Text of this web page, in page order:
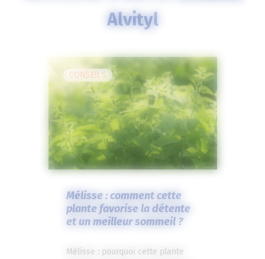
Alvityl
CONSEILS
Mélisse : comment cette
plante favorise la détente
et un meilleur sommeil ?
Mélisse : pourquoi cette plante